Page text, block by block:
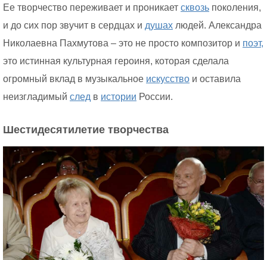
Ее творчество переживает и проникает сквозь поколения,
и до сих пор звучит в сердцах и душах людей. Александра
Николаевна Пахмутова – это не просто композитор и поэт,
это истинная культурная героиня, которая сделала
огромный вклад в музыкальное искусство и оставила
неизгладимый след в истории России.
Шестидесятилетие творчества